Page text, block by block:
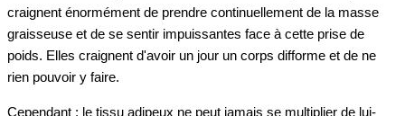
craignent énormément de prendre continuellement de la masse
graisseuse et de se sentir impuissantes face à cette prise de
poids. Elles craignent d'avoir un jour un corps difforme et de ne
rien pouvoir y faire.
Cependant : le tissu adipeux ne peut jamais se multiplier de lui-